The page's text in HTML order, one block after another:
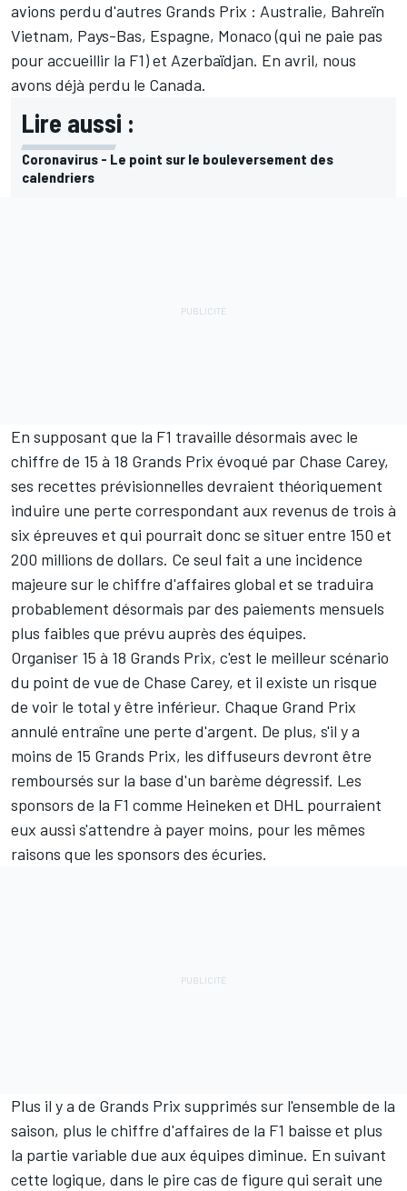
avions perdu d'autres Grands Prix : Australie, Bahreïn
Vietnam, Pays-Bas, Espagne, Monaco (qui ne paie pas
pour accueillir la F1) et Azerbaïdjan. En avril, nous
avons déjà perdu le Canada.
Lire aussi :
Coronavirus - Le point sur le bouleversement des
calendriers
En supposant que la F1 travaille désormais avec le
chiffre de 15 à 18 Grands Prix évoqué par Chase Carey,
ses recettes prévisionnelles devraient théoriquement
induire une perte correspondant aux revenus de trois à
six épreuves et qui pourrait donc se situer entre 150 et
200 millions de dollars. Ce seul fait a une incidence
majeure sur le chiffre d'affaires global et se traduira
probablement désormais par des paiements mensuels
plus faibles que prévu auprès des équipes.
Organiser 15 à 18 Grands Prix, c'est le meilleur scénario
du point de vue de Chase Carey, et il existe un risque
de voir le total y être inférieur. Chaque Grand Prix
annulé entraîne une perte d'argent. De plus, s'il y a
moins de 15 Grands Prix, les diffuseurs devront être
remboursés sur la base d'un barème dégressif. Les
sponsors de la F1 comme Heineken et DHL pourraient
eux aussi s'attendre à payer moins, pour les mêmes
raisons que les sponsors des écuries.
Plus il y a de Grands Prix supprimés sur l'ensemble de la
saison, plus le chiffre d'affaires de la F1 baisse et plus
la partie variable due aux équipes diminue. En suivant
cette logique, dans le pire cas de figure qui serait une